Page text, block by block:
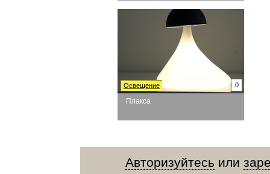
Плакса
0
Освещение
Авторизуйтесь или